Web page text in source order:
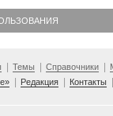
Темы Справочники
Редакция Контакты